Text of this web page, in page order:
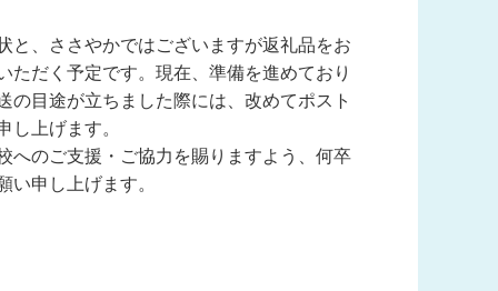
と、ささやかではございますが返礼品をお
ただく予定です。現在、準備を進めており
の目途が立ちました際には、改めてポスト
し上げます。
へのご支援・ご協力を賜りますよう、何卒
い申し上げます。